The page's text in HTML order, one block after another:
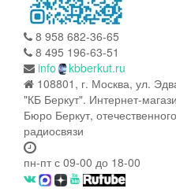
8 958 682-36-65
8 495 196-63-51
info
kbberkut.ru
108801, г. Москва, ул.
"КБ Беркут". Интернет-
Бюро Беркут,
радиосвязи
пн-пт с 09-00 до 18-00